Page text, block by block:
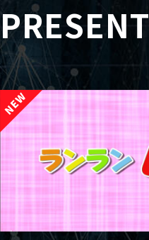
PRESENT